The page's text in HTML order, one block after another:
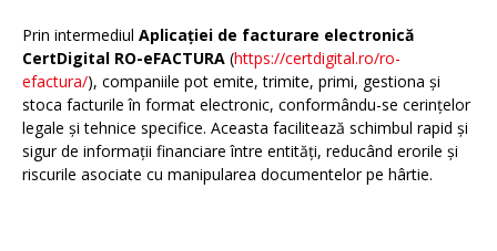
Prin intermediul Aplicației de facturare electronică
CertDigital RO-eFACTURA (https://certdigital.ro/ro-
efactura/), companiile pot emite, trimite, primi, gestiona și
stoca facturile în format electronic, conformându-se cerințelor
legale și tehnice specifice. Aceasta facilitează schimbul rapid și
sigur de informații financiare între entități, reducând erorile și
riscurile asociate cu manipularea documentelor pe hârtie.